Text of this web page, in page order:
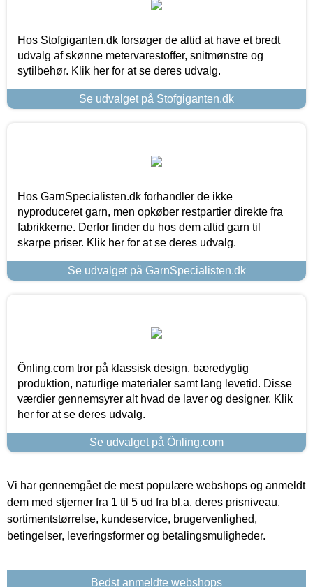
Hos Stofgiganten.dk forsøger de altid at have et bredt
udvalg af skønne metervarestoffer, snitmønstre og
sytilbehør. Klik her for at se deres udvalg.
Se udvalget på Stofgiganten.dk
Hos GarnSpecialisten.dk forhandler de ikke
nyproduceret garn, men opkøber restpartier direkte fra
fabrikkerne. Derfor finder du hos dem altid garn til
skarpe priser. Klik her for at se deres udvalg.
Se udvalget på GarnSpecialisten.dk
Önling.com tror på klassisk design, bæredygtig
produktion, naturlige materialer samt lang levetid. Disse
værdier gennemsyrer alt hvad de laver og designer. Klik
her for at se deres udvalg.
Se udvalget på Önling.com
Vi har gennemgået de mest populære webshops og anmeldt
dem med stjerner fra 1 til 5 ud fra bl.a. deres prisniveau,
sortimentstørrelse, kundeservice, brugervenlighed,
betingelser, leveringsformer og betalingsmuligheder.
Bedst anmeldte webshops